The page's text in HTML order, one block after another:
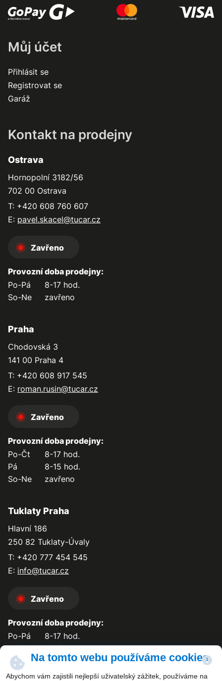
Na tomto webu používáme cookies
Abychom vám zajistili nejlepší uživatelský zážitek, používáme na
Můj účet
Přihlásit se
Registrovat se
Garáž
Kontakt na prodejny
Ostrava
Hornopolní 3182/56
702 00 Ostrava
T: +420 608 760 607
E: pavel.skacel@tucar.cz
Zavřeno
Provozní doba prodejny:
Po-Pá
8-17 hod.
So-Ne
zavřeno
Praha
Chodovská 3
141 00 Praha 4
T: +420 608 917 545
E: roman.rusin@tucar.cz
Zavřeno
Provozní doba prodejny:
Po-Čt
8-17 hod.
Pá
8-15 hod.
So-Ne
zavřeno
Tuklaty Praha
Hlavní 186
250 82 Tuklaty-Úvaly
T: +420 777 454 545
E: info@tucar.cz
Zavřeno
Provozní doba prodejny:
Po-Pá
8-17 hod.
So-Ne
zavřeno